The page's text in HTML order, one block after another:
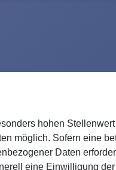
hohen
möglich. Sofern eine
Daten
eine Einwilligung